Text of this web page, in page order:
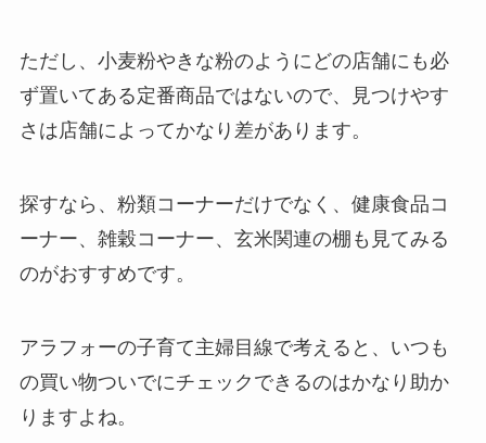
ただし、小麦粉やきな粉のようにどの店舗にも必
ず置いてある定番商品ではないので、見つけやす
さは店舗によってかなり差があります。
探すなら、粉類コーナーだけでなく、健康食品コ
ーナー、雑穀コーナー、玄米関連の棚も見てみる
のがおすすめです。
アラフォーの子育て主婦目線で考えると、いつも
の買い物ついでにチェックできるのはかなり助か
りますよね。